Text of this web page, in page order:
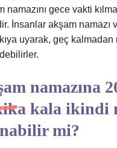
namazını gece vakti
İnsanlar akşam namazı
uyarak, geç kalmadan
namazına
kala ikindi
mi?